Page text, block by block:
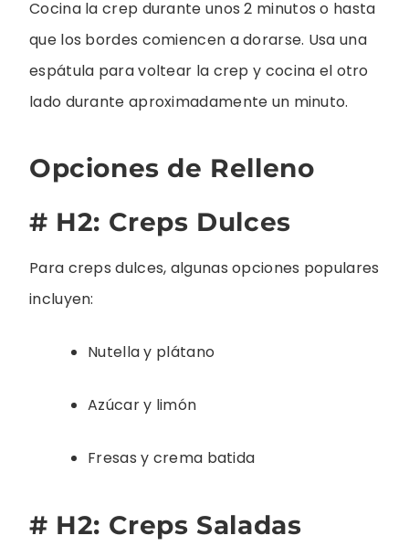
Cocina la crep durante unos 2 minutos o hasta
que los bordes comiencen a dorarse. Usa una
espátula para voltear la crep y cocina el otro
lado durante aproximadamente un minuto.
Opciones de Relleno
# H2: Creps Dulces
Para creps dulces, algunas opciones populares
incluyen:
Nutella y plátano
Azúcar y limón
Fresas y crema batida
# H2: Creps Saladas